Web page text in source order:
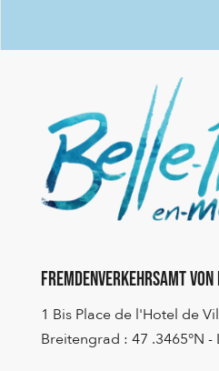
Fremdenverkehrsamt
1 Bis Place de l'Hotel de
Breitengrad : 47 .3465°N